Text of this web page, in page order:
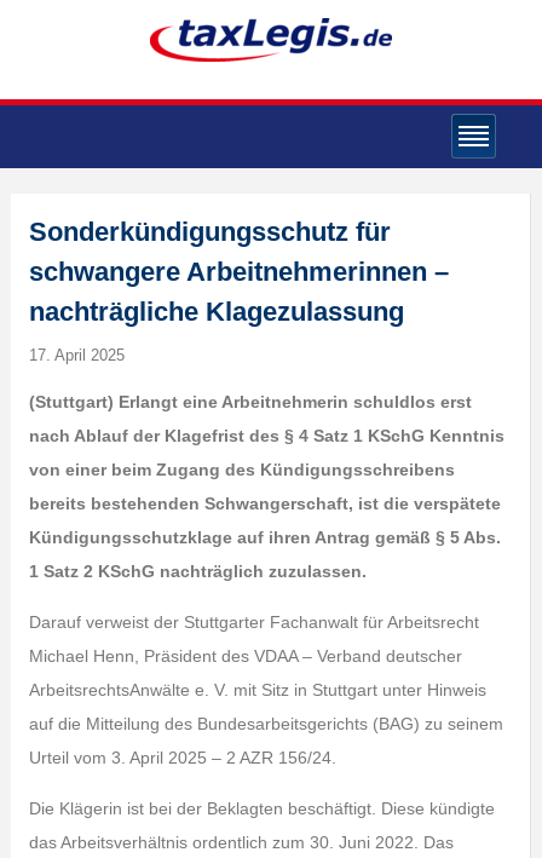
Sonderkündigungsschutz für
schwangere Arbeitnehmerinnen –
nachträgliche Klagezulassung
17. April 2025
(Stuttgart) Erlangt eine Arbeitnehmerin schuldlos erst
nach Ablauf der Klagefrist des § 4 Satz 1 KSchG Kenntnis
von einer beim Zugang des Kündigungsschreibens
bereits bestehenden Schwangerschaft, ist die verspätete
Kündigungsschutzklage auf ihren Antrag gemäß § 5 Abs.
1 Satz 2 KSchG nachträglich zuzulassen.
Darauf verweist der Stuttgarter Fachanwalt für Arbeitsrecht
Michael Henn, Präsident des VDAA – Verband deutscher
ArbeitsrechtsAnwälte e. V. mit Sitz in Stuttgart unter Hinweis
auf die Mitteilung des Bundesarbeitsgerichts (BAG) zu seinem
Urteil vom 3. April 2025 – 2 AZR 156/24.
Die Klägerin ist bei der Beklagten beschäftigt. Diese kündigte
das Arbeitsverhältnis ordentlich zum 30. Juni 2022. Das